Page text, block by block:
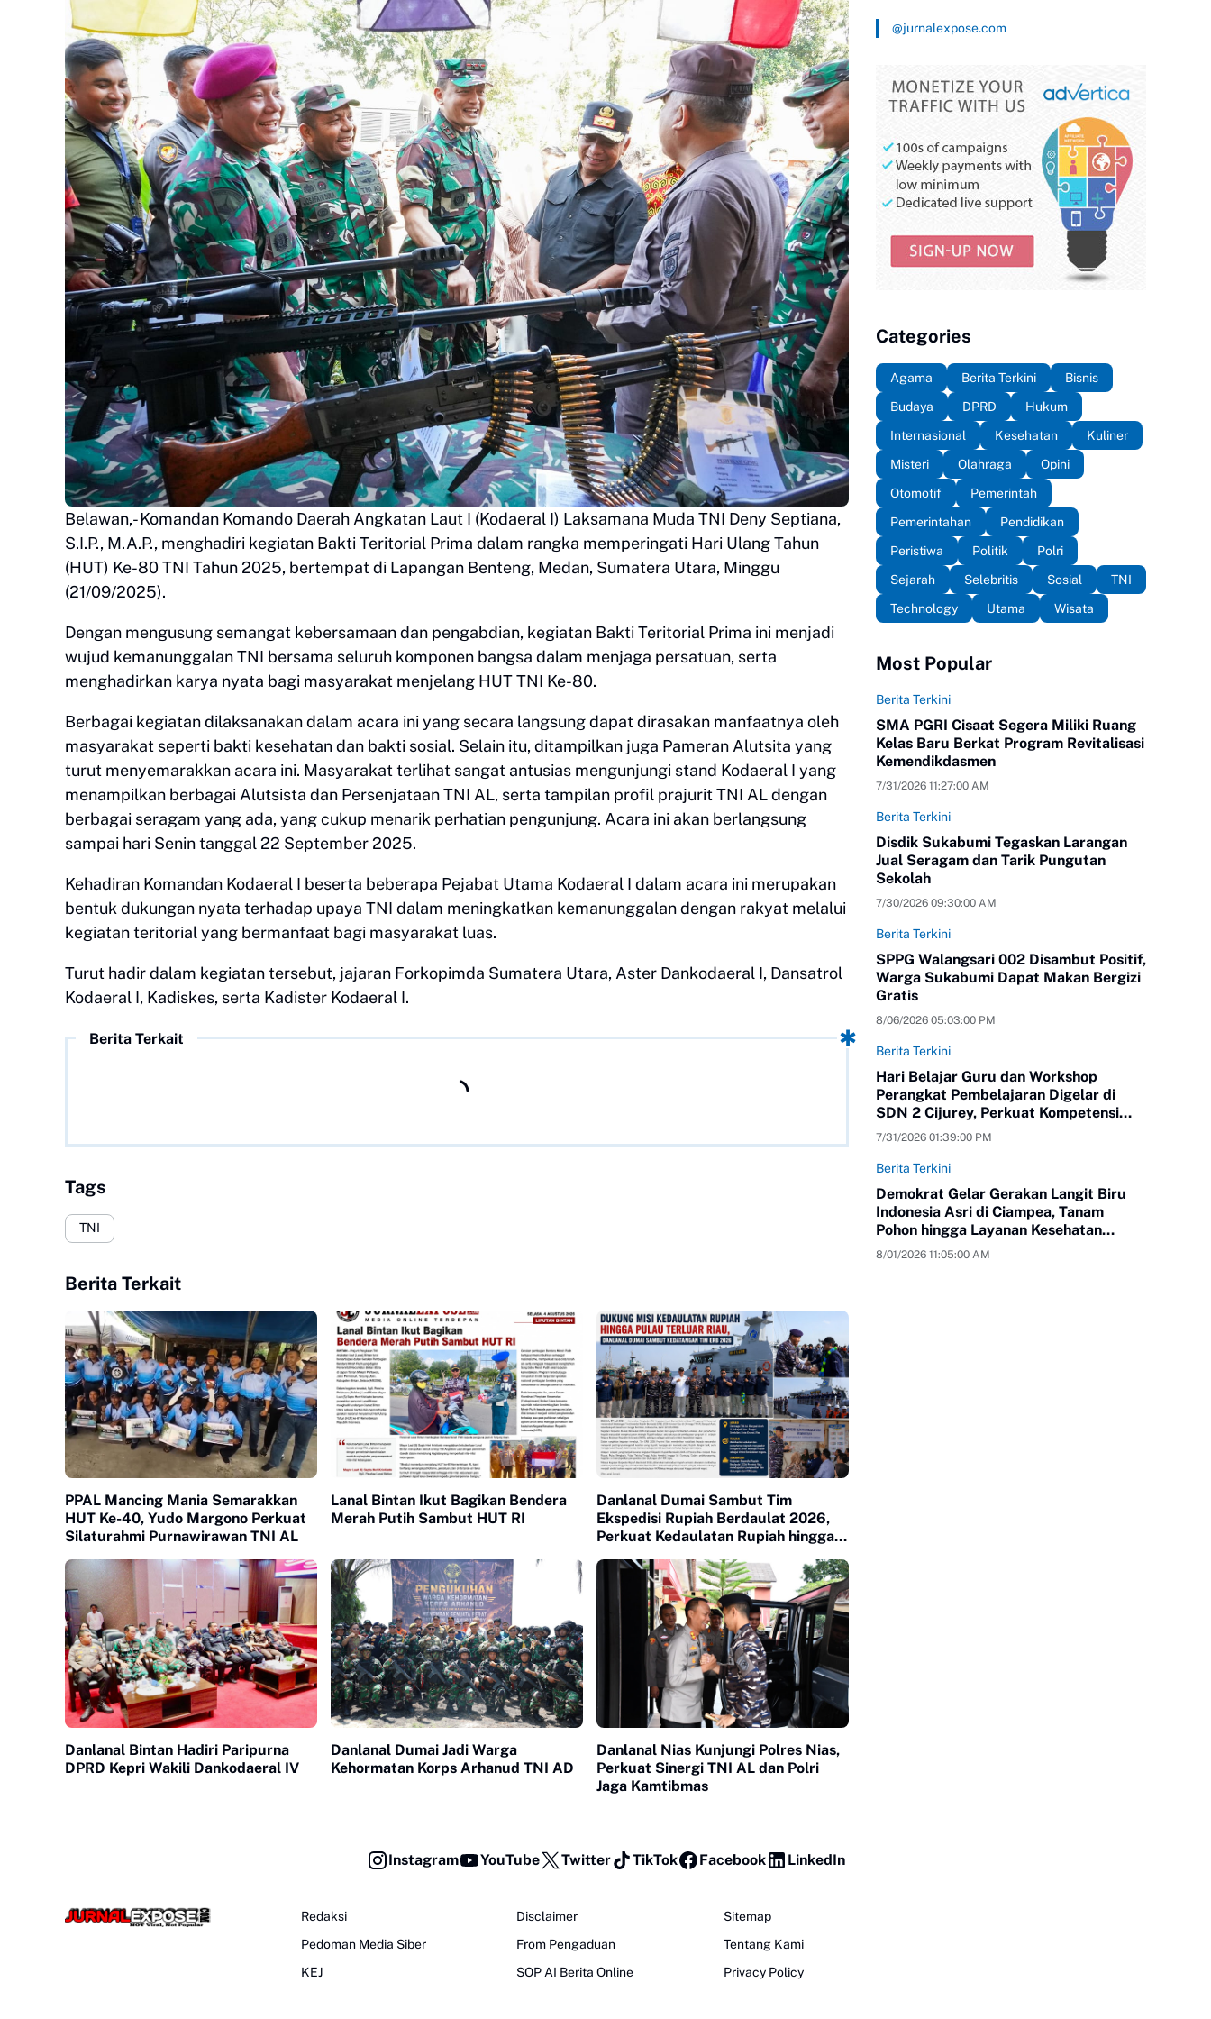
Belawan,- Komandan Komando Daerah Angkatan Laut I (Kodaeral I) Laksamana Muda TNI Deny Septiana,
S.I.P., M.A.P., menghadiri kegiatan Bakti Teritorial Prima dalam rangka memperingati Hari Ulang Tahun
(HUT) Ke-80 TNI Tahun 2025, bertempat di Lapangan Benteng, Medan, Sumatera Utara, Minggu
(21/09/2025).
Dengan mengusung semangat kebersamaan dan pengabdian, kegiatan Bakti Teritorial Prima ini menjadi
wujud kemanunggalan TNI bersama seluruh komponen bangsa dalam menjaga persatuan, serta
menghadirkan karya nyata bagi masyarakat menjelang HUT TNI Ke-80.
Berbagai kegiatan dilaksanakan dalam acara ini yang secara langsung dapat dirasakan manfaatnya oleh
masyarakat seperti bakti kesehatan dan bakti sosial. Selain itu, ditampilkan juga Pameran Alutsita yang
turut menyemarakkan acara ini. Masyarakat terlihat sangat antusias mengunjungi stand Kodaeral I yang
menampilkan berbagai Alutsista dan Persenjataan TNI AL, serta tampilan profil prajurit TNI AL dengan
berbagai seragam yang ada, yang cukup menarik perhatian pengunjung. Acara ini akan berlangsung
sampai hari Senin tanggal 22 September 2025.
Kehadiran Komandan Kodaeral I beserta beberapa Pejabat Utama Kodaeral I dalam acara ini merupakan
bentuk dukungan nyata terhadap upaya TNI dalam meningkatkan kemanunggalan dengan rakyat melalui
kegiatan teritorial yang bermanfaat bagi masyarakat luas.
Turut hadir dalam kegiatan tersebut, jajaran Forkopimda Sumatera Utara, Aster Dankodaeral I, Dansatrol
Kodaeral I, Kadiskes, serta Kadister Kodaeral I.
Berita Terkait
Tags
TNI
Berita Terkait
PPAL Mancing Mania Semarakkan
HUT Ke-40, Yudo Margono Perkuat
Silaturahmi Purnawirawan TNI AL
Lanal Bintan Ikut Bagikan Bendera
Merah Putih Sambut HUT RI
Danlanal Dumai Sambut Tim
Ekspedisi Rupiah Berdaulat 2026,
Perkuat Kedaulatan Rupiah hingga
Danlanal Bintan Hadiri Paripurna
DPRD Kepri Wakili Dankodaeral IV
Danlanal Dumai Jadi Warga
Kehormatan Korps Arhanud TNI AD
Danlanal Nias Kunjungi Polres Nias,
Perkuat Sinergi TNI AL dan Polri
Jaga Kamtibmas
@jurnalexpose.com
Categories
Agama Berita Terkini
Bisnis
Budaya
DPRD
Hukum
Internasional
Kesehatan
Kuliner
Misteri
Olahraga
Opini
Otomotif
Pemerintah
Pemerintahan
Pendidikan
Peristiwa
Politik
Polri
Sejarah
Selebritis Sosial
TNI
Technology
Utama Wisata
Most Popular
Berita Terkini
SMA PGRI Cisaat Segera Miliki Ruang
Kelas Baru Berkat Program Revitalisasi
Kemendikdasmen
7/31/2026 11:27:00 AM
Berita Terkini
Disdik Sukabumi Tegaskan Larangan
Jual Seragam dan Tarik Pungutan
Sekolah
7/30/2026 09:30:00 AM
Berita Terkini
SPPG Walangsari 002 Disambut Positif,
Warga Sukabumi Dapat Makan Bergizi
Gratis
8/06/2026 05:03:00 PM
Berita Terkini
Hari Belajar Guru dan Workshop
Perangkat Pembelajaran Digelar di
SDN 2 Cijurey, Perkuat Kompetensi
Pendidik
7/31/2026 01:39:00 PM
Berita Terkini
Demokrat Gelar Gerakan Langit Biru
Indonesia Asri di Ciampea, Tanam
Pohon hingga Layanan Kesehatan
Gratis
8/01/2026 11:05:00 AM
Instagram YouTube Twitter TikTok Facebook LinkedIn
Redaksi
Pedoman Media Siber
KEJ
Disclaimer
From Pengaduan
SOP AI Berita Online
Sitemap
Tentang Kami
Privacy Policy